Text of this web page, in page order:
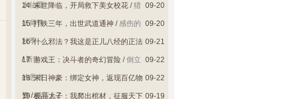
水仙蒜 09-20
14 末世降临，开局救下美女校花 /猎
妖师尊 09-20
15 打铁三年，出世武道通神 /感伤的
秋季 09-21
16 什么邪法？我这是正儿八经的正法
/ 新丰 09-22
17 游戏王：决斗者的奇幻冒险 /倒立
的愚者 09-22
18 末日神豪：绑定女神，返现百亿物
资/稻草人Z 09-19
19 极品太子：我爬出棺材，征服天下